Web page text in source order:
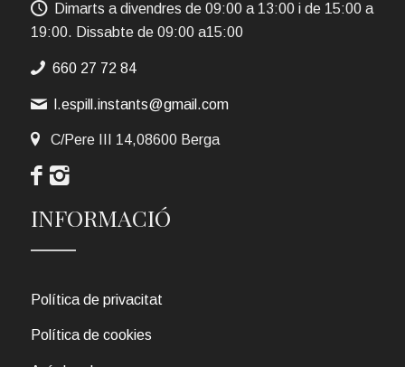
Dimarts a divendres de 09:00 a 13:00 i de 15:00 a
19:00. Dissabte de 09:00 a15:00
660 27 72 84
l.espill.instants@gmail.com
C/Pere III 14,08600 Berga
INFORMACIÓ
Política de privacitat
Política de cookies